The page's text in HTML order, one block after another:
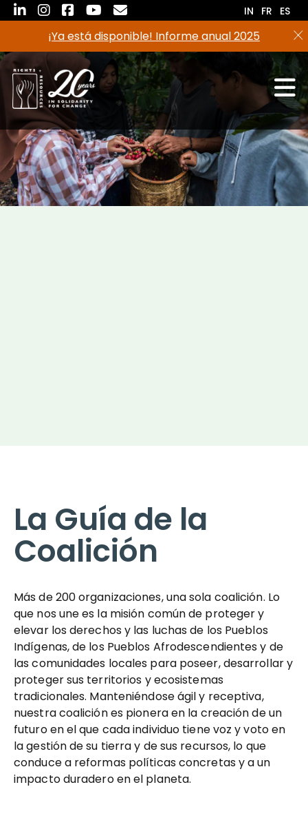
Saltar
al
contenido¡Ya está disponible! Informe anual 2025
IN FR ES
La Guía de la
Coalición
Más de 200 organizaciones, una sola coalición. Lo
que nos une es la misión común de proteger y
elevar los derechos y las luchas de los Pueblos
Indígenas, de los Pueblos Afrodescendientes y de
las comunidades locales para poseer, desarrollar y
proteger sus territorios y ecosistemas
tradicionales. Manteniéndose ágil y receptiva,
nuestra coalición es pionera en la creación de un
futuro en el que cada individuo tiene voz y voto en
la gestión de su tierra y de sus recursos, lo que
conduce a reformas políticas concretas y a un
impacto duradero en el planeta.